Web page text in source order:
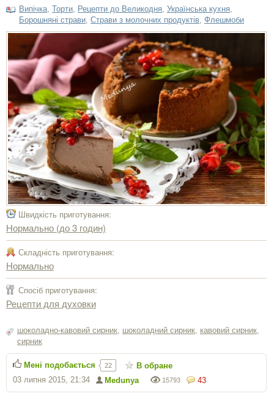
Випічка, Торти, Рецепти до Великодня, Українська кухня,
Борошняні страви, Страви з молочних продуктів, Флешмоби
Швидкість приготування:
Нормально (до 3 годин)
Складність приготування:
Нормально
Спосіб приготування:
Рецепти для духовки
шоколадно-кавовий сирник шоколадний сирник кавовий сирник
сирник
43
15793
Medunya
03 липня 2015, 21:34
Мені подобається 22 В обране